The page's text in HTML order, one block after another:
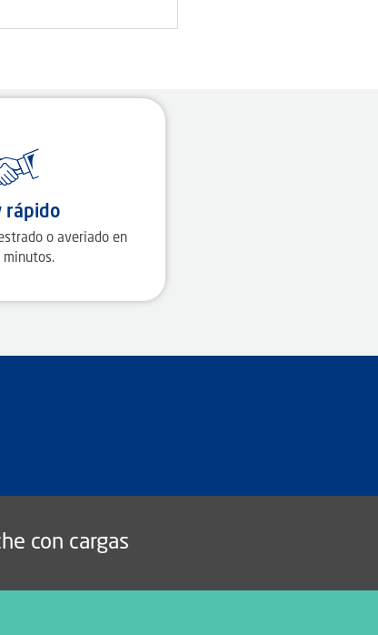
rápido
o averiado en
minutos.
con cargas